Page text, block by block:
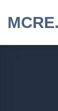
Inhalt
springen